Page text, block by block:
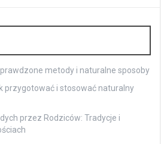
metody i naturalne sposoby
przygotować i stosować naturalny
przez Rodziców: Tradycje i